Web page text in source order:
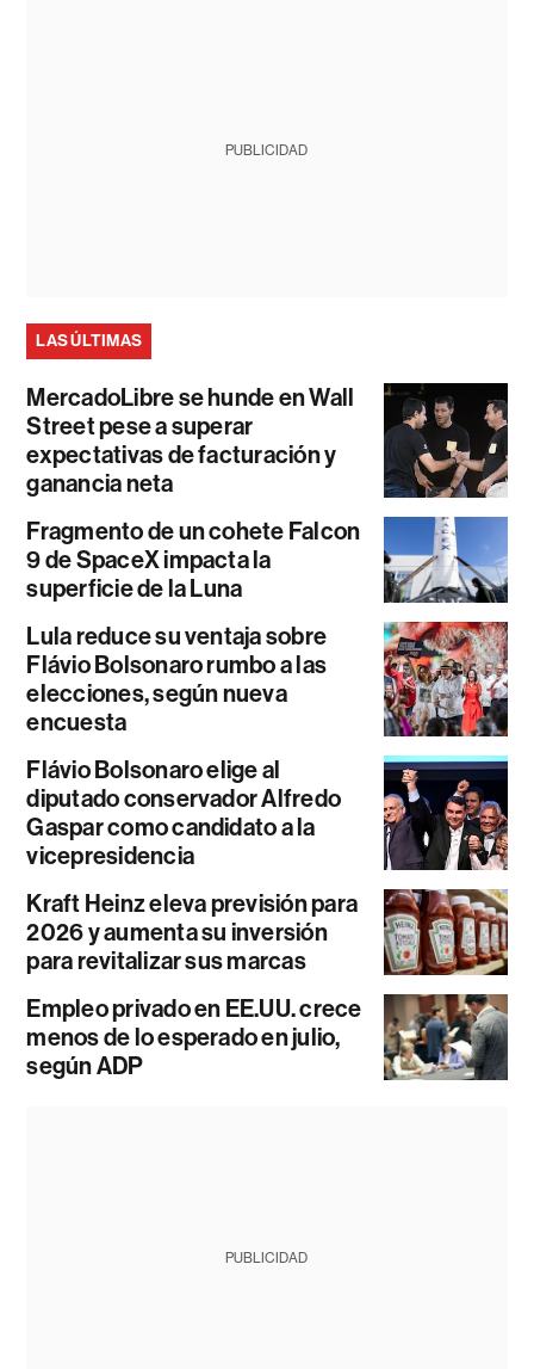
PUBLICIDAD
LAS ÚLTIMAS
MercadoLibre se hunde en Wall
Street pese a superar
expectativas de facturación y
ganancia neta
Fragmento de un cohete Falcon
9 de SpaceX impacta la
superficie de la Luna
Lula reduce su ventaja sobre
Flávio Bolsonaro rumbo a las
elecciones, según nueva
encuesta
Flávio Bolsonaro elige al
diputado conservador Alfredo
Gaspar como candidato a la
vicepresidencia
Kraft Heinz eleva previsión para
2026 y aumenta su inversión
para revitalizar sus marcas
Empleo privado en EE.UU. crece
menos de lo esperado en julio,
según ADP
PUBLICIDAD